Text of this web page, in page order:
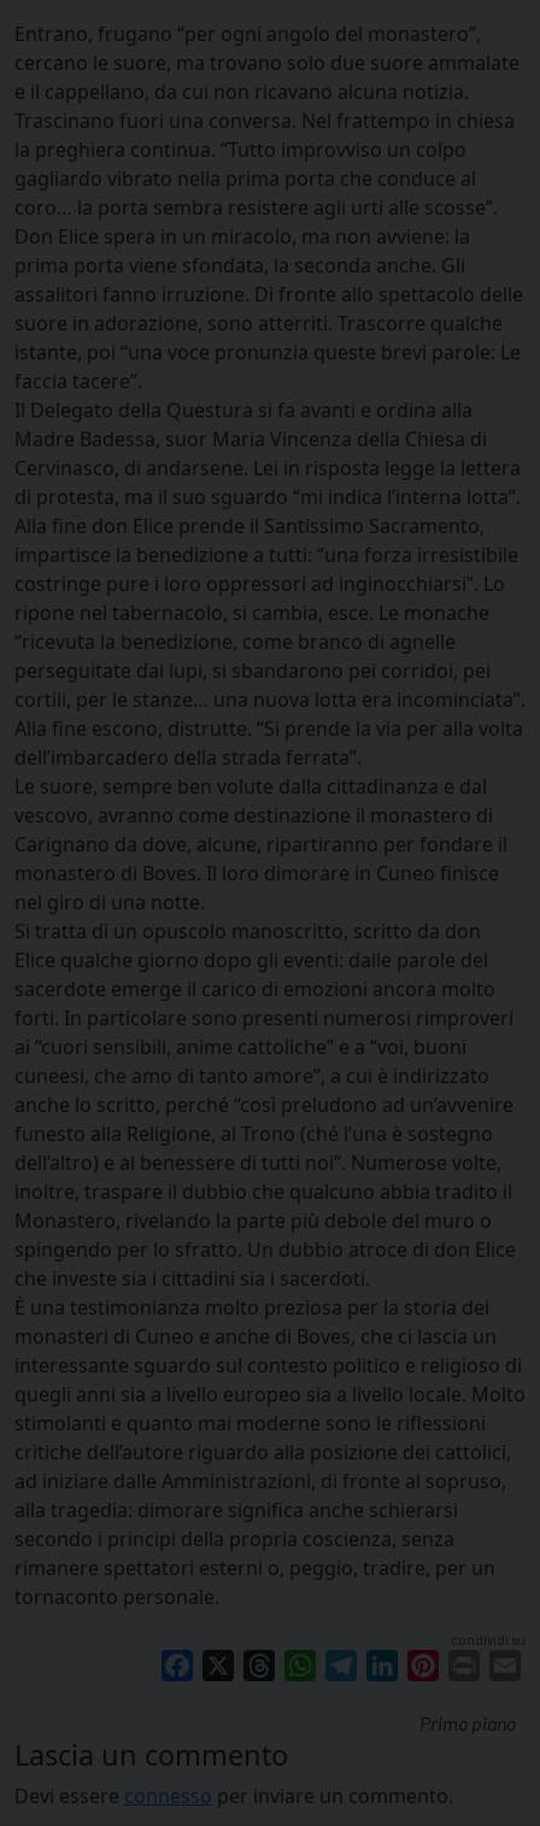
Entrano, frugano “per ogni angolo del monastero”,
cercano le suore, ma trovano solo due suore ammalate
e il cappellano, da cui non ricavano alcuna notizia.
Trascinano fuori una conversa. Nel frattempo in chiesa
la preghiera continua. “Tutto improvviso un colpo
gagliardo vibrato nella prima porta che conduce al
coro… la porta sembra resistere agli urti alle scosse”.
Don Elice spera in un miracolo, ma non avviene: la
prima porta viene sfondata, la seconda anche. Gli
assalitori fanno irruzione. Di fronte allo spettacolo delle
suore in adorazione, sono atterriti. Trascorre qualche
istante, poi “una voce pronunzia queste brevi parole: Le
faccia tacere”.
Il Delegato della Questura si fa avanti e ordina alla
Madre Badessa, suor Maria Vincenza della Chiesa di
Cervinasco, di andarsene. Lei in risposta legge la lettera
di protesta, ma il suo sguardo “mi indica l’interna lotta”.
Alla fine don Elice prende il Santissimo Sacramento,
impartisce la benedizione a tutti: “una forza irresistibile
costringe pure i loro oppressori ad inginocchiarsi”. Lo
ripone nel tabernacolo, si cambia, esce. Le monache
“ricevuta la benedizione, come branco di agnelle
perseguitate dai lupi, si sbandarono pei corridoi, pei
cortili, per le stanze… una nuova lotta era incominciata”.
Alla fine escono, distrutte. “Si prende la via per alla volta
dell’imbarcadero della strada ferrata”.
Le suore, sempre ben volute dalla cittadinanza e dal
vescovo, avranno come destinazione il monastero di
Carignano da dove, alcune, ripartiranno per fondare il
monastero di Boves. Il loro dimorare in Cuneo finisce
nel giro di una notte.
Si tratta di un opuscolo manoscritto, scritto da don
Elice qualche giorno dopo gli eventi: dalle parole del
sacerdote emerge il carico di emozioni ancora molto
forti. In particolare sono presenti numerosi rimproveri
ai “cuori sensibili, anime cattoliche” e a “voi, buoni
cuneesi, che amo di tanto amore”, a cui è indirizzato
anche lo scritto, perché “così preludono ad un’avvenire
funesto alla Religione, al Trono (ché l’una è sostegno
dell’altro) e al benessere di tutti noi”. Numerose volte,
inoltre, traspare il dubbio che qualcuno abbia tradito il
Monastero, rivelando la parte più debole del muro o
spingendo per lo sfratto. Un dubbio atroce di don Elice
che investe sia i cittadini sia i sacerdoti.
È una testimonianza molto preziosa per la storia dei
monasteri di Cuneo e anche di Boves, che ci lascia un
interessante sguardo sul contesto politico e religioso di
quegli anni sia a livello europeo sia a livello locale. Molto
stimolanti e quanto mai moderne sono le riflessioni
critiche dell’autore riguardo alla posizione dei cattolici,
ad iniziare dalle Amministrazioni, di fronte al sopruso,
alla tragedia: dimorare significa anche schierarsi
secondo i principi della propria coscienza, senza
rimanere spettatori esterni o, peggio, tradire, per un
tornaconto personale.
condividi su
Facebook ThreadsWhatsAppTelegramLinkedIn
Primo piano
Lascia un commento
Devi essere connesso per inviare un commento.